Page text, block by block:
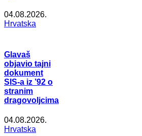
04.08.2026.
Hrvatska
Glavaš
objavio tajni
dokument
SIS-a iz ’92 o
stranim
dragovoljcima
04.08.2026.
Hrvatska